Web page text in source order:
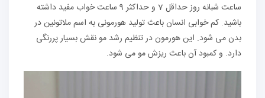
ساعت شبانه روز حداقل 7 و حداکثر 9 ساعت خواب مفید داشته
باشید. کم خوابی انسان باعث تولید هورمونی به اسم ملاتونین در
بدن می شود. این هورمون در تنظیم رشد مو نقش بسیار پررنگی
دارد. و کمبود آن باعث ریزش مو می شود.